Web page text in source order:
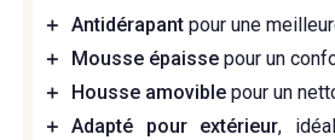
＋ Antidérapant pour une
＋
Mousse épaisse pour un
＋
Housse amovible pour un
＋ Adapté pour extérieur,